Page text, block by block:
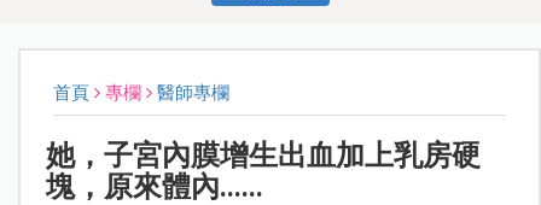
首頁 專欄 醫師專欄
她，子宮內膜增生出血加上乳房硬
塊，原來體內......